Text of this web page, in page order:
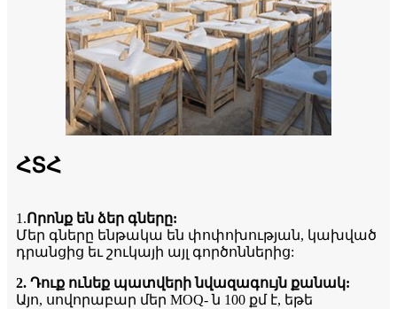
ՀՏՀ
1.Որոնք են ձեր գները:
Մեր գները ենթակա են փոփոխության, կախված
դրանցից եւ շուկայի այլ գործոններից:
2. Դուք ունեք պատվերի նվազագույն քանակ:
Այո, սովորաբար մեր MOQ- ն 100 քմ է, եթե